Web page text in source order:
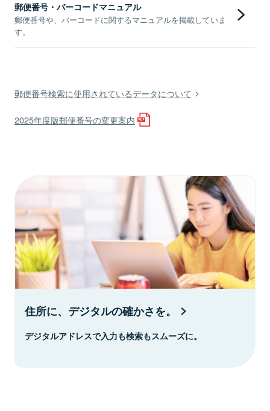
郵便番号・バーコードマニュアル
郵便番号や、バーコードに関するマニュアルを掲載していま
す。
郵便番号検索に使用されているデータについて
2025年度版郵便番号の変更案内
住所に、デジタルの確かさを。
デジタルアドレスで入力も検索もスムーズに。